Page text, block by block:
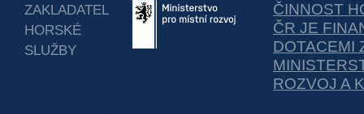
ZAKLADATEL
HORSKÉ
SLUŽBY
ČINNOST
ČR JE
DOTACEMI
ROZVOJ A